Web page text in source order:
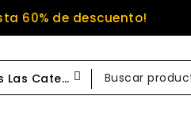
60% de descuento!
Categorías